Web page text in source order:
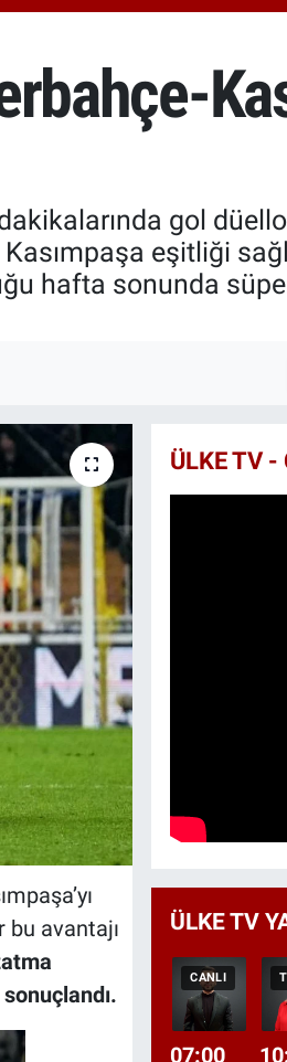
BITCOIN
64.360,53
%-0.76
gol
eşitliği
hafta sonunda
avantajı
ÜLKE TV -
ÜLKE TV
CANLI
07:00